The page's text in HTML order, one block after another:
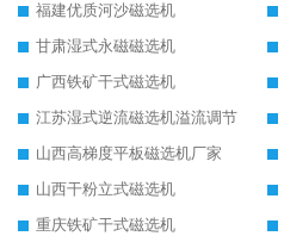
福建优质河沙磁选机
甘肃湿式永磁磁选机
广西铁矿干式磁选机
江苏湿式逆流磁选机溢流调节
山西高梯度平板磁选机厂家
山西干粉立式磁选机
重庆铁矿干式磁选机